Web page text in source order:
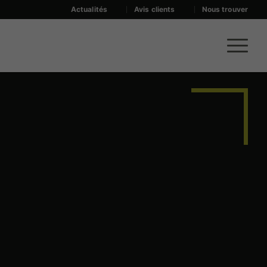
Actualités Avis clients Nous trouver